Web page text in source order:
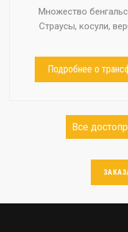
Множество
Страусы, косули,
Подробнее о
Все